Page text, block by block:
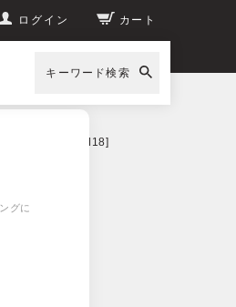
ログイン カート
キーワード検索
/ SMALL [DTSM18]
グに